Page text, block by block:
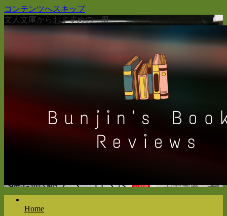
コンテンツへスキップ
文人文庫からおすすめの一冊
Home